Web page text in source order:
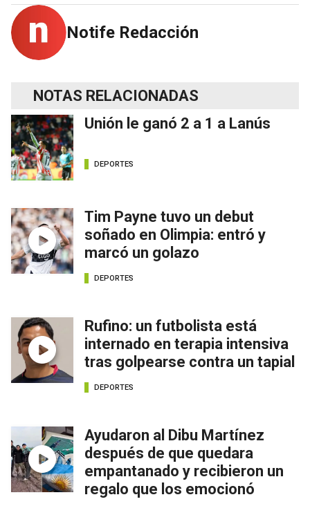
Notife Redacción
NOTAS RELACIONADAS
Unión le ganó 2 a 1 a Lanús
DEPORTES
Tim Payne tuvo un debut
soñado en Olimpia: entró y
marcó un golazo
DEPORTES
Rufino: un futbolista está
internado en terapia intensiva
tras golpearse contra un tapial
DEPORTES
Ayudaron al Dibu Martínez
después de que quedara
empantanado y recibieron un
regalo que los emocionó